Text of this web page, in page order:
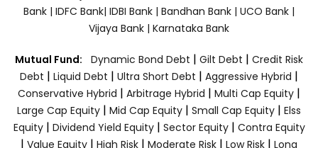
Bank | IDFC Bank| IDBI Bank | Bandhan Bank | UCO Bank |
Vijaya Bank | Karnataka Bank
Mutual Fund: Dynamic Bond Debt | Gilt Debt | Credit Risk
Debt | Liquid Debt | Ultra Short Debt | Aggressive Hybrid |
Conservative Hybrid | Arbitrage Hybrid | Multi Cap Equity |
Large Cap Equity | Mid Cap Equity | Small Cap Equity | Elss
Equity| Dividend Yield Equity| Sector Equity | Contra Equity
| Value Equity | High Risk | Moderate Risk | Low Risk | Long